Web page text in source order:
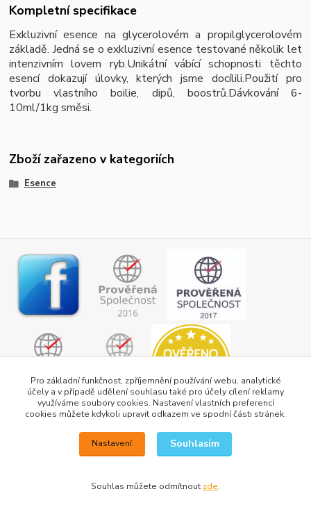
Kompletní specifikace
Exkluzivní esence na glycerolovém a propilglycerolovém
základě. Jedná se o exkluzivní esence testované několik let
intenzivním lovem ryb.Unikátní vábící schopnosti těchto
esencí dokazují úlovky, kterých jsme docílili.Použití pro
tvorbu vlastního boilie, dipů, boostrů.Dávkování 6-
10ml/1kg směsi.
Zboží zařazeno v kategoriích
Esence
Pro základní funkčnost, zpříjemnění používání webu, analytické
účely a v případě udělení souhlasu také pro účely cílení reklamy
využíváme soubory cookies. Nastavení vlastních preferencí
cookies můžete kdykoli upravit odkazem ve spodní části stránek.
Nastavení Souhlasím
Souhlas můžete odmítnout zde.